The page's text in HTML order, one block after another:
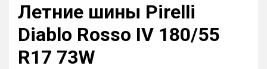
Летние шины Pirelli
Diablo Rosso IV 180/55
R17 73W